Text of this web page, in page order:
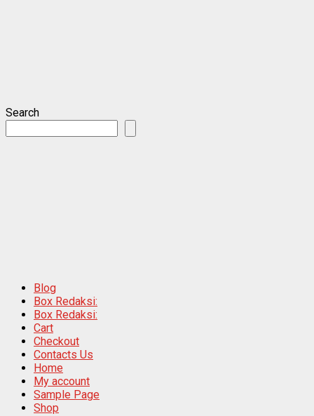
Search
Blog
Box Redaksi:
Box Redaksi:
Cart
Checkout
Contacts Us
Home
My account
Sample Page
Shop